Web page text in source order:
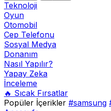
Teknoloji
Oyun
Otomobil
Cep Telefonu
Sosyal Medya
Donanım
Nasıl Yapılır?
Yapay Zeka
İnceleme
🔥 Sıcak Fırsatlar
Popüler İçerikler #samsung